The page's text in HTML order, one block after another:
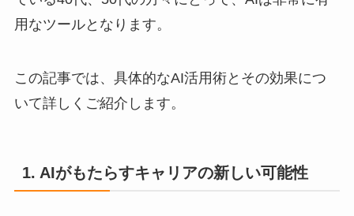
用なツールとなります。
この記事では、具体的なAI活用術とその効果につ
いて詳しくご紹介します。
1. AIがもたらすキャリアの新しい可能性